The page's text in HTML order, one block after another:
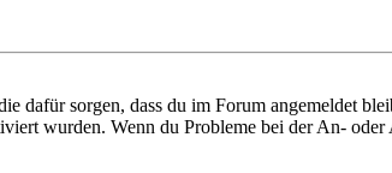
dafür sorgen, dass du im Forum angemeldet
wurden. Wenn du Probleme bei der An-